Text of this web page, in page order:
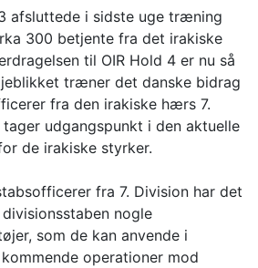
afsluttede i sidste uge træning
300 betjente fra det irakiske
til OIR Hold 4 er nu så
træner det danske bidrag
fra den irakiske hærs 7.
udgangspunkt i den aktuelle
de irakiske styrker.
fra 7. Division har det
nogle
som de kan anvende i
operationer mod